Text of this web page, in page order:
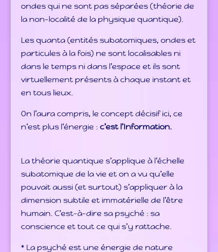
ondes qui ne sont pas séparées (théorie de
la non-localité de la physique quantique).
Les quanta (entités subatomiques, ondes et
particules à la fois) ne sont localisables ni
dans le temps ni dans l’espace et ils sont
virtuellement présents à chaque instant et
en tous lieux.
On l’aura compris, le concept décisif ici, ce
n’est plus l’énergie : c’est l’Information.
La théorie quantique s’applique à l’échelle
subatomique de la vie et on a vu qu’elle
pouvait aussi (et surtout) s’appliquer à la
dimension subtile et immatérielle de l’être
humain. C’est-à-dire sa psyché : sa
conscience et tout ce qui s’y rattache.
* La psyché est une énergie de nature